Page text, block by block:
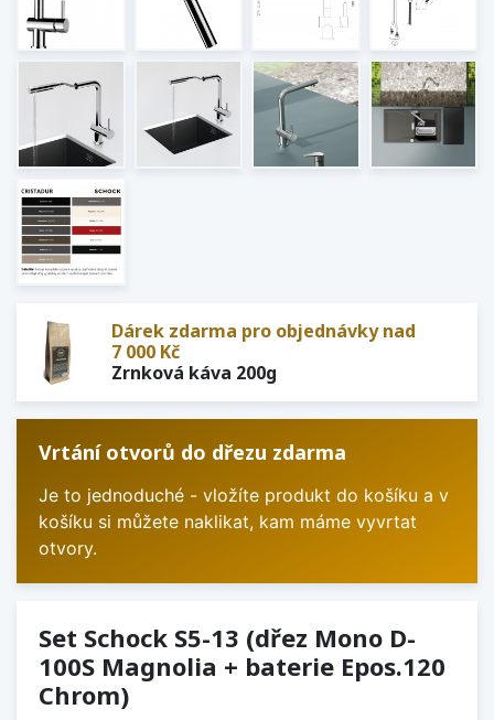
Dárek zdarma pro objednávky nad
7 000 Kč
Zrnková káva 200g
Vrtání otvorů do dřezu zdarma
Je to jednoduché - vložíte produkt do košíku a v
košíku si můžete naklikat, kam máme vyvrtat
otvory.
Set Schock S5-13 (dřez Mono D-
100S Magnolia + baterie Epos.120
Chrom)